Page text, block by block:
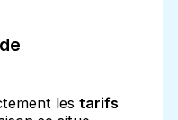
lestarifs